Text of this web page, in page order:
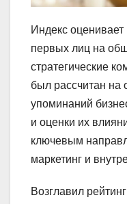
Индекс
первых лиц на
стратегические
был рассчитан на
упоминаний
и оценки их
ключевым
маркетинг и
Возглавил